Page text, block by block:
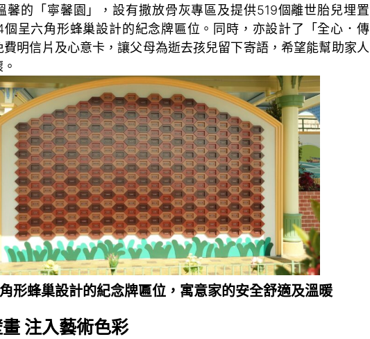
馨的「寧馨園」，設有撒放骨灰專區及提供519個離世胎兒埋置
呈六角形蜂巢設計的紀念牌匾位。同時，亦設計了「全心．傳
費明信片及心意卡，讓父母為逝去孩兒留下寄語，希望能幫助家人
角形蜂巢設計的紀念牌匾位，寓意家的安全舒適及溫暖
注入藝術色彩